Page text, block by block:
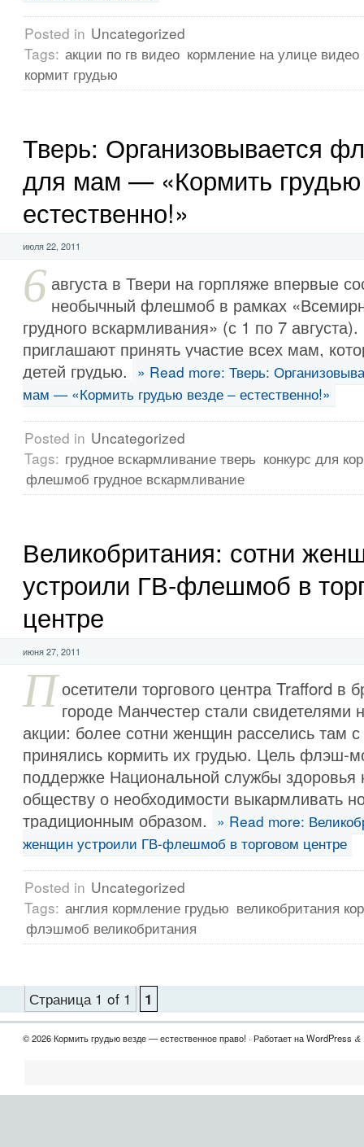
Posted in Uncategorized
Tags: акции по гв видео кормление на улице видео
кормит грудью
Тверь: Организовывается
для мам — «Кормить грудью
естественно!»
июля 22, 2011
6 августа в Твери на горпляже впервые
необычный флешмоб в рамках
грудного вскармливания» (с 1 по 7
приглашают принять участие всех мам,
детей грудью. » Read more: Тверь:
мам — «Кормить грудью везде – естественно!»
Posted in Uncategorized
Tags: грудное вскармливание тверь конкурс для
флешмоб грудное вскармливание
Великобритания: сотни
устроили ГВ-флешмоб в
центре
июня 27, 2011
Посетители торгового центра Trafford в
городе Манчестер стали свидетелями
акции: более сотни женщин расселись там
принялись кормить их грудью. Цель флэш-
поддержке Национальной службы здоровья
обществу о необходимости выкармливать
традиционным образом. » Read more:
женщин устроили ГВ-флешмоб в торговом центре
Posted in Uncategorized
Tags: англия кормление грудью великобритания
флэшмоб великобритания
Страница 1 of 1 1
© 2026 Кормить грудью везде — естественное право! · Работает на WordPress &